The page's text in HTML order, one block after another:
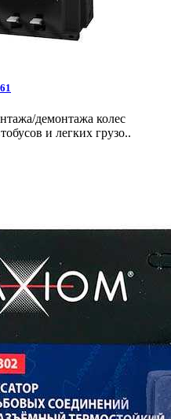
демонтажа колес
и легких грузо..